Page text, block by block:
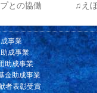
との協働 ♫え
事業
成事業
助成事業
金助成事業
者表彰受賞